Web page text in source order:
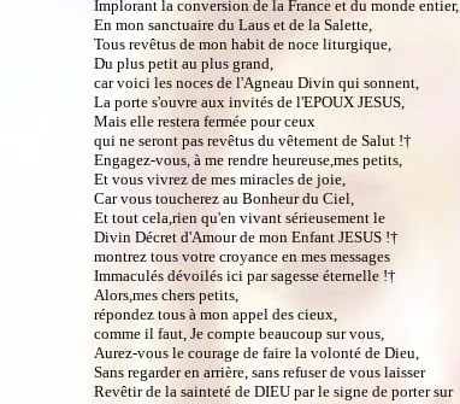
Implorant la conversion de la France et du monde entier,
En mon sanctuaire du Laus et de la Salette,
Tous revêtus de mon habit de noce liturgique,
Du plus petit au plus grand,
car voici les noces de l'Agneau Divin qui sonnent,
La porte s'ouvre aux invités de l'EPOUX JESUS,
Mais elle restera fermée pour ceux
qui ne seront pas revêtus du vêtement de Salut !†
Engagez-vous, à me rendre heureuse,mes petits,
Et vous vivrez de mes miracles de joie,
Car vous toucherez au Bonheur du Ciel,
Et tout cela,rien qu'en vivant sérieusement le
Divin Décret d'Amour de mon Enfant JESUS !†
montrez tous votre croyance en mes messages
Immaculés dévoilés ici par sagesse éternelle !†
Alors,mes chers petits,
répondez tous à mon appel des cieux,
comme il faut, Je compte beaucoup sur vous,
Aurez-vous le courage de faire la volonté de Dieu,
Sans regarder en arrière, sans refuser de vous laisser
Revêtir de la sainteté de DIEU par le signe de porter sur